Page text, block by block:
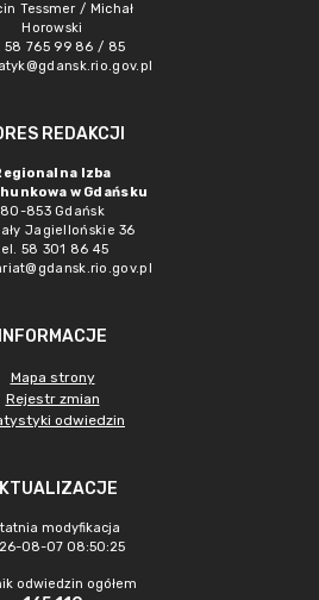
Tessmer / Michał
Horowski
58 765 99 86 / 85
REDAKCJI
Izba
w Gdańsku
80-853 Gdańsk
Jagiellońskie 36
58 301 86 45
INFORMACJE
Mapa strony
Rejestr zmian
odwiedzin
modyfikacja
08-07 08:50:25
odwiedzin ogółem